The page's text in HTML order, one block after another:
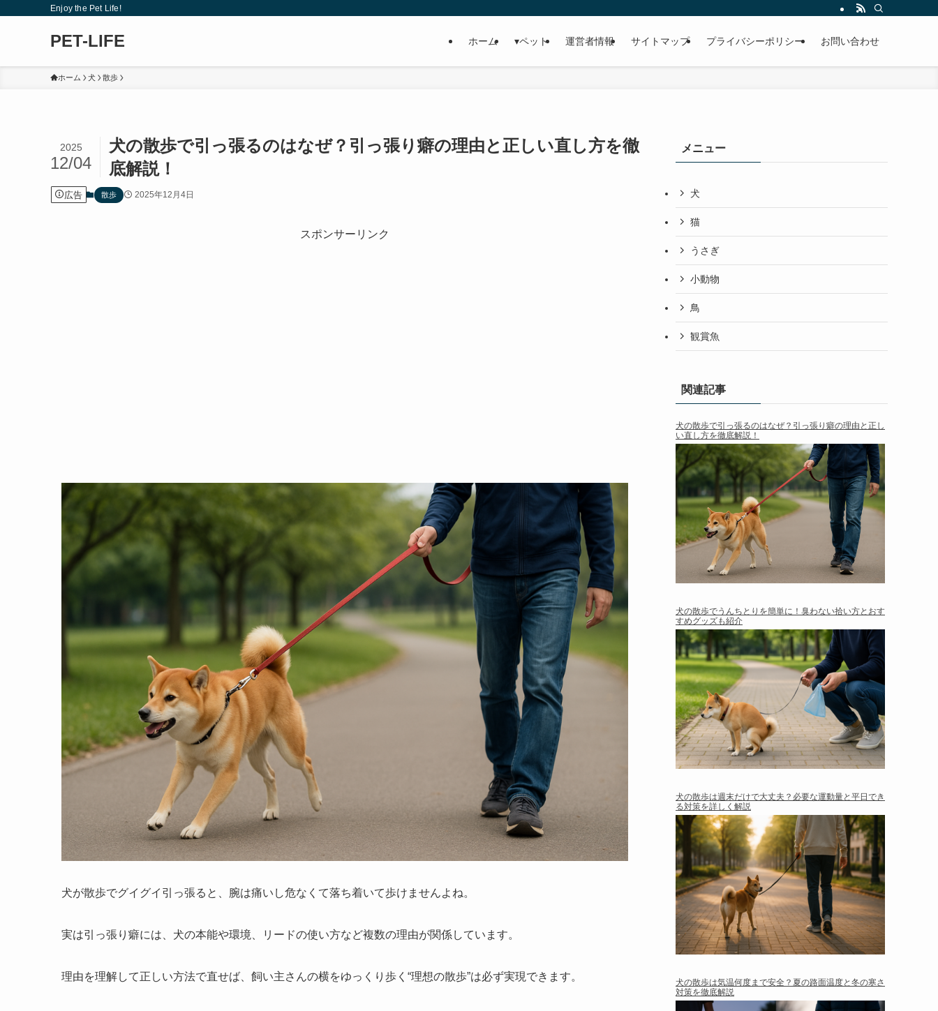
Enjoy the Pet Life!
PET-LIFE ホーム ▾ペット 運営者情報 サイトマップ プライバシーポリシー お問い合わせ
ホーム 犬 散歩
犬の散歩で引っ張るのはなぜ？引っ張り癖の理由と正しい直し方を徹
底解説！
2025
12/04
広告 散歩 2025年12月4日
スポンサーリンク
犬が散歩でグイグイ引っ張ると、腕は痛いし危なくて落ち着いて歩けませんよね。
実は引っ張り癖には、犬の本能や環境、リードの使い方など複数の理由が関係しています。
理由を理解して正しい方法で直せば、飼い主さんの横をゆっくり歩く“理想の散歩”は必ず実現できます。
メニュー
犬
猫
うさぎ
小動物
鳥
観賞魚
関連記事
犬の散歩で引っ張るのはなぜ？引っ張り癖の理由と正し
い直し方を徹底解説！
犬の散歩でうんちとりを簡単に！臭わない拾い方とおす
すめグッズも紹介
犬の散歩は週末だけで大丈夫？必要な運動量と平日でき
る対策を詳しく解説
犬の散歩は気温何度まで安全？夏の路面温度と冬の寒さ
対策を徹底解説